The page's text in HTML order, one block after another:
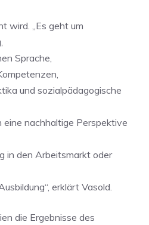
wird. „Es geht um
Sprache,
und sozialpädagogische
eine nachhaltige Perspektive
in den Arbeitsmarkt oder
erklärt Vasold.
die Ergebnisse des